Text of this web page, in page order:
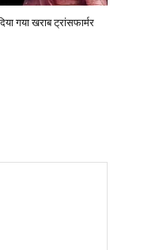
गया खराब ट्रांसफार्मर